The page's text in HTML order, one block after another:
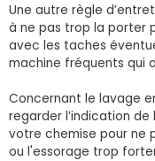
Une autre règle
à ne pas trop la porter
avec les taches
machine fréquents qui
Concernant le lavage
regarder l’indication
votre chemise pour ne
ou l'essorage trop